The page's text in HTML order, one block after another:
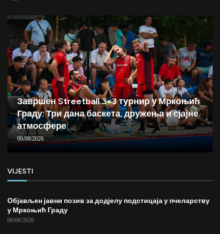
Завршен Streetball 3×3 турнир у Мркоњић
Граду: Три дана баскета, дружења и сјајне
атмосфере
06/08/2026
VIJESTI
Објављен јавни позив за додјелу подстицаја у пчеларству
у Мркоњић Граду
06/08/2026